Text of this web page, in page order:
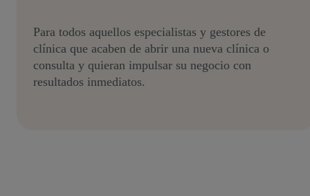
Para todos aquellos especialistas y gestores de
clínica que acaben de abrir una nueva clínica o
consulta y quieran impulsar su negocio con
resultados inmediatos.